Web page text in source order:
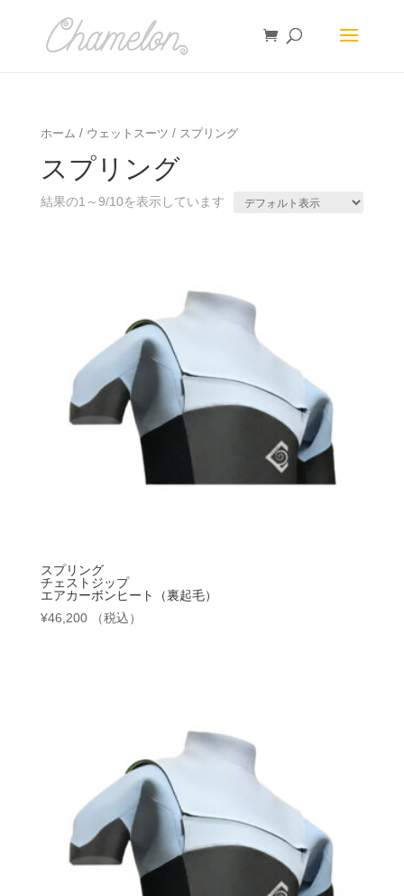
ホーム / ウェットスーツ / スプリング
スプリング
結果の1～9/10を表示しています
スプリング
チェストジップ
エアカーボンヒート（裏起毛）
¥46,200 （税込）